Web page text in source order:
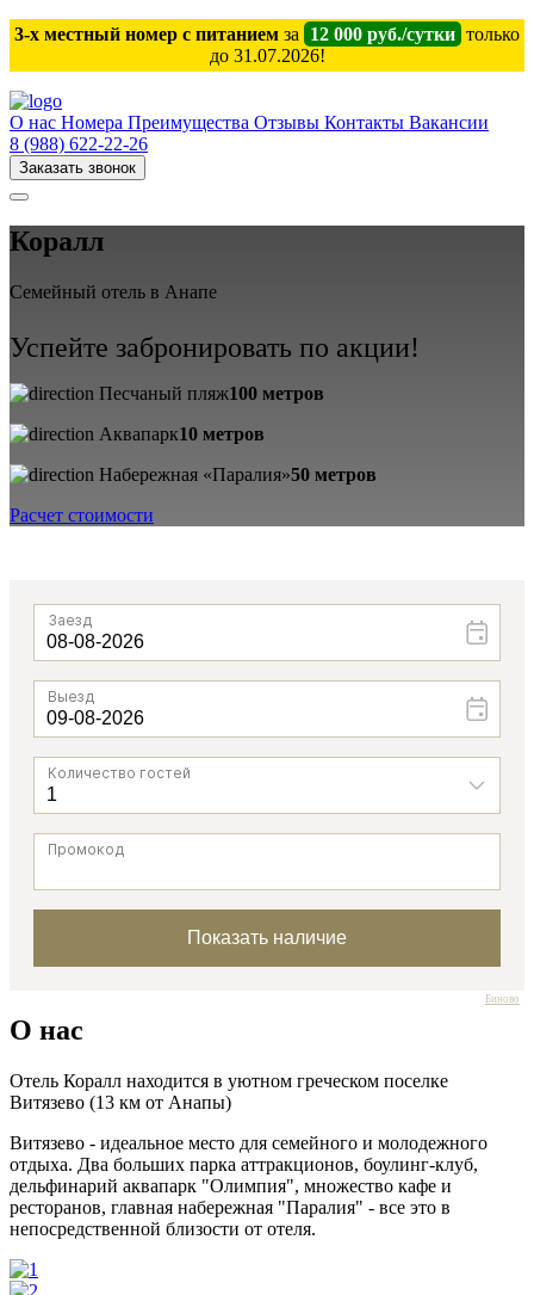
3-х местный номер с питанием за 12 000 руб./сутки только
до 31.07.2026!
О нас Номера Преимущества Отзывы Контакты Вакансии
8 (988) 622-22-26
Заказать звонок
Коралл
Семейный отель в Анапе
Успейте забронировать по акции!
Песчаный пляж100 метров
Аквапарк10 метров
Набережная «Паралия»50 метров
Расчет стоимости
Биново
О нас
Отель Коралл находится в уютном греческом поселке
Витязево (13 км от Анапы)
Витязево - идеальное место для семейного и молодежного
отдыха. Два больших парка аттракционов, боулинг-клуб,
дельфинарий аквапарк "Олимпия", множество кафе и
ресторанов, главная набережная "Паралия" - все это в
непосредственной близости от отеля.